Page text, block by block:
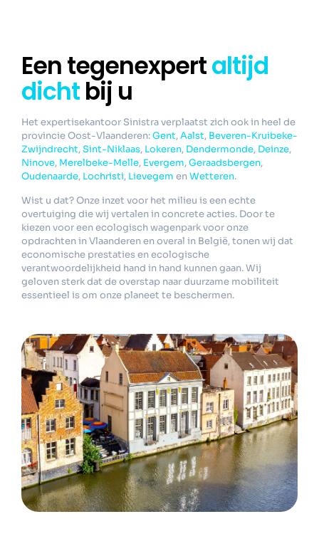
Een tegenexpertaltijd
dichtbij u
Het expertisekantoor Sinistra verplaatst zich ook in heel de
provincie Oost-Vlaanderen:Gent,Aalst, Beveren-Kruibeke-
Zwijndrecht,Sint-Niklaas, Lokeren, Dendermonde, Deinze,
Ninove, Merelbeke-Melle, Evergem,Geraadsbergen,
Oudenaarde, Lochristi, Lievegem enWetteren.
Wist u dat? Onze inzet voor het milieu is een echte
overtuiging die wij vertalen in concrete acties. Door te
kiezen voor een ecologisch wagenpark voor onze
opdrachten in Vlaanderen en overal in België, tonen wij dat
economische prestaties en ecologische
verantwoordelijkheid hand in hand kunnen gaan. Wij
geloven sterk dat de overstap naar duurzame mobiliteit
essentieel is om onze planeet te beschermen.